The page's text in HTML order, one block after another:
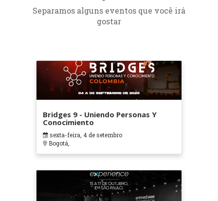
Separamos alguns eventos que você irá
gostar
Bridges 9 - Uniendo Personas Y
Conocimiento
sexta-feira, 4 de setembro
Bogotá,